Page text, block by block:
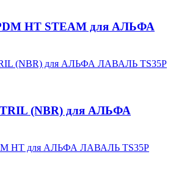
HT STEAM для АЛЬФА
(NBR) для АЛЬФА